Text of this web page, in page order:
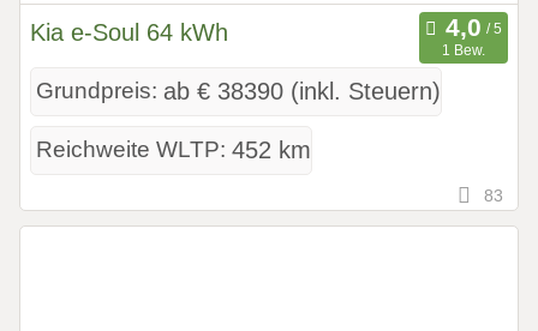
Kia e-Soul 64 kWh
1 Bew.
Grundpreis: ab € 38390 (inkl. Steuern)
Reichweite WLTP: 452 km
83